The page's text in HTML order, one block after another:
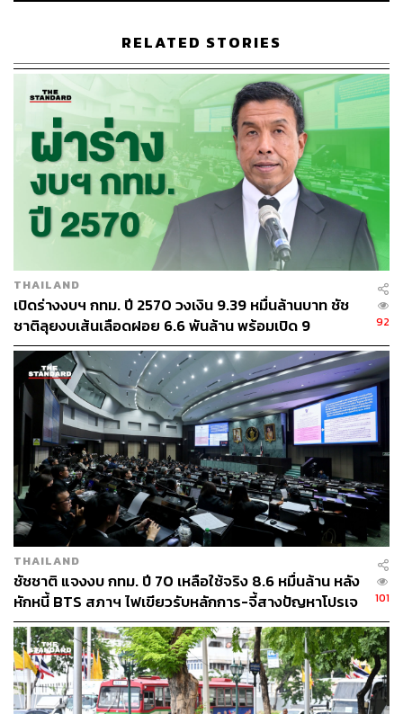
RELATED STORIES
THAILAND
เปิดร่างงบฯ กทม. ปี 2570 วงเงิน 9.39 หมื่นล้านบาท ชัช
ชาติลุยงบเส้นเลือดฝอย 6.6 พันล้าน พร้อมเปิด 9
ยุทธศาสตร์พัฒนาเมือง
92
THAILAND
ชัชชาติ แจงงบ กทม. ปี 70 เหลือใช้จริง 8.6 หมื่นล้าน หลัง
หักหนี้ BTS สภาฯ ไฟเขียวรับหลักการ-จี้สางปัญหาโปรเจ
กต์ล่าช้า
101